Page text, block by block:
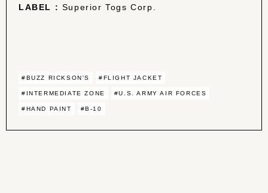
LABEL : Superior Togs Corp.
#BUZZ RICKSON'S #FLIGHT JACKET
#INTERMEDIATE ZONE #U.S. ARMY AIR FORCES
#HAND PAINT #B-10